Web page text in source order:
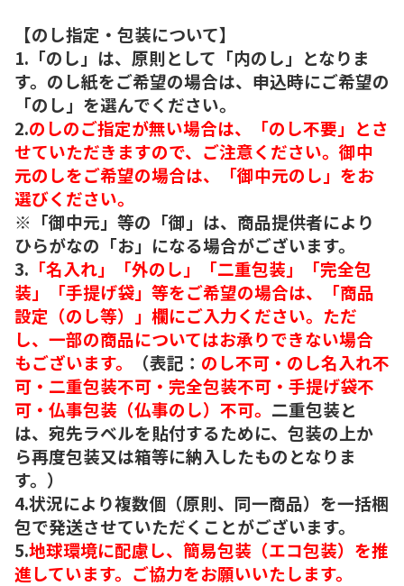
【のし指定・包装について】
1.「のし」は、原則として「内のし」となりま
す。のし紙をご希望の場合は、申込時にご希望の
「のし」を選んでください。
2.のしのご指定が無い場合は、「のし不要」とさ
せていただきますので、ご注意ください。御中
元のしをご希望の場合は、「御中元のし」をお
選びください。
※「御中元」等の「御」は、商品提供者により
ひらがなの「お」になる場合がございます。
3. 「名入れ」「外のし」「二重包装」「完全包
装」「手提げ袋」等をご希望の場合は、「商品
設定（のし等）」欄にご入力ください。ただ
し、一部の商品についてはお承りできない場合
もございます。
（表記： のし不可・のし名入れ不
可・二重包装不可・完全包装不可・手提げ袋不
可・仏事包装（仏事のし）不可。 二重包装と
は、宛先ラベルを貼付するために、包装の上か
ら再度包装又は箱等に納入したものとなりま
す。）
4.状況により複数個（原則、同一商品）を一括梱
包で発送させていただくことがございます。
5.地球環境に配慮し、簡易包装（エコ包装）を推
進しています。ご協力をお願いいたします。